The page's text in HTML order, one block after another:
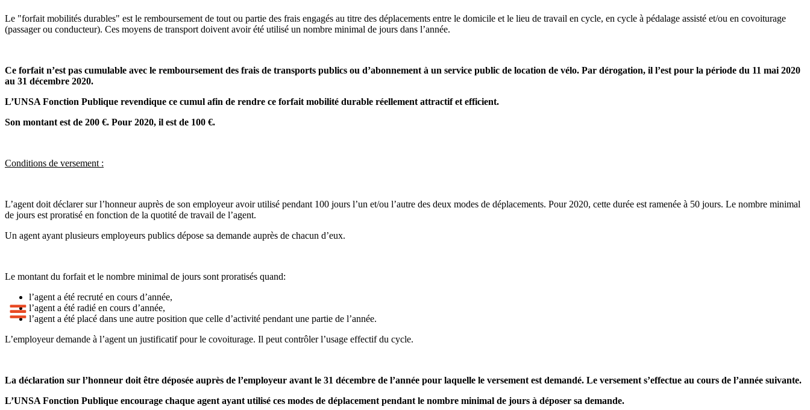
Le "for­fait mobi­li­tés dura­bles" est le rem­bour­se­ment de tout ou partie des frais enga­gés au titre des dépla­ce­ments entre le domi­cile et le lieu de tra­vail en cycle, en cycle à péda­lage assisté et/ou en covoi­tu­rage
(pas­sa­ger ou conduc­teur). Ces moyens de trans­port doi­vent avoir été uti­lisé un nombre mini­mal de jours dans l’année.
Ce for­fait n’est pas cumu­la­ble avec le rem­bour­se­ment des frais de trans­ports publics ou d’abon­ne­ment à un ser­vice public de loca­tion de vélo. Par déro­ga­tion, il l’est pour la période du 11 mai 2020
au 31 décem­bre 2020.
L’UNSA Fonction Publique reven­di­que ce cumul afin de rendre ce for­fait mobi­lité dura­ble réel­le­ment attrac­tif et effi­cient.
Son mon­tant est de 200 €. Pour 2020, il est de 100 €.
Conditions de versement :
L’agent doit décla­rer sur l’hon­neur auprès de son employeur avoir uti­lisé pen­dant 100 jours l’un et/ou l’autre des deux modes de dépla­ce­ments. Pour 2020, cette durée est rame­née à 50 jours. Le nombre mini­mal
de jours est pro­ra­tisé en fonc­tion de la quo­tité de tra­vail de l’agent.
Un agent ayant plu­sieurs employeurs publics dépose sa demande auprès de chacun d’eux.
Le mon­tant du for­fait et le nombre mini­mal de jours sont pro­ra­ti­sés quand:
l’agent a été recruté en cours d’année,
l’agent a été radié en cours d’année,
l’agent a été placé dans une autre position que celle d’activité pendant une partie de l’année.
L’employeur demande à l’agent un jus­ti­fi­ca­tif pour le covoi­tu­rage. Il peut contrô­ler l’usage effec­tif du cycle.
La décla­ra­tion sur l’hon­neur doit être dépo­sée auprès de l’employeur avant le 31 décem­bre de l’année pour laquelle le ver­se­ment est demandé. Le ver­se­ment s’effec­tue au cours de l’année sui­vante.
L’UNSA Fonction Publique encou­rage chaque agent ayant uti­lisé ces modes de dépla­ce­ment pen­dant le nombre mini­mal de jours à dépo­ser sa demande.